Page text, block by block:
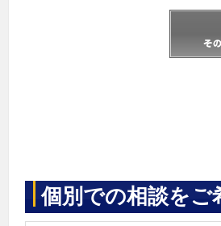
個別での相談をご